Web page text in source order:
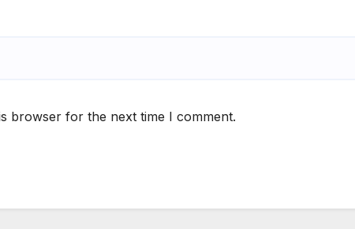
browser for the next time I comment.